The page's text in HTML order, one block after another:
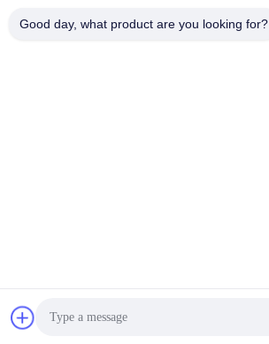
テレ
Good day, what product are you looking for?